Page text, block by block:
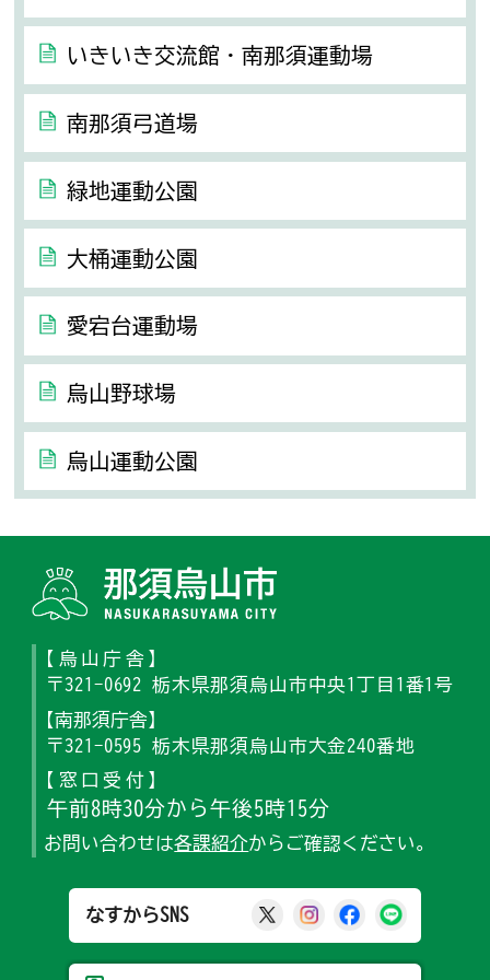
いきいき交流館・南那須運動場
南那須弓道場
緑地運動公園
大桶運動公園
愛宕台運動場
烏山野球場
烏山運動公園
【烏山庁舎】
〒321-0692 栃木県那須烏山市中央1丁目1番1号
【南那須庁舎】
〒321-0595 栃木県那須烏山市大金240番地
【窓口受付】
午前8時30分から午後5時15分
お問い合わせは各課紹介からご確認ください。
なすからSNS 那須烏山市公式X
那須烏山市公式
那須烏山市